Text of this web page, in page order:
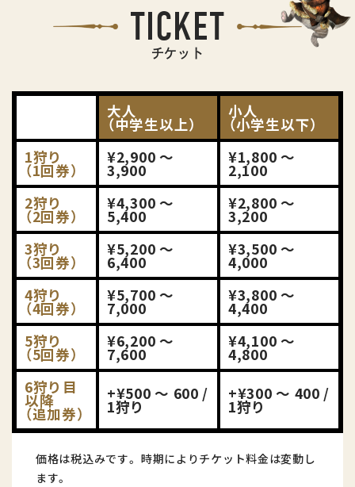
TICKET
チケット
大人
（中学生以上）
小人
（小学生以下）
1狩り
（1回券）
¥2,900 〜
3,900
¥1,800 〜
2,100
2狩り
（2回券）
¥4,300 〜
5,400
¥2,800 〜
3,200
3狩り
（3回券）
¥5,200 〜
6,400
¥3,500 〜
4,000
4狩り
（4回券）
¥5,700 〜
7,000
¥3,800 〜
4,400
5狩り
（5回券）
¥6,200 〜
7,600
¥4,100 〜
4,800
6狩り目
以降
（追加券）
+¥500 〜 600 /
1狩り
+¥300 〜 400 /
1狩り
価格は税込みです。 時期によりチケット料金は変動し
ます。